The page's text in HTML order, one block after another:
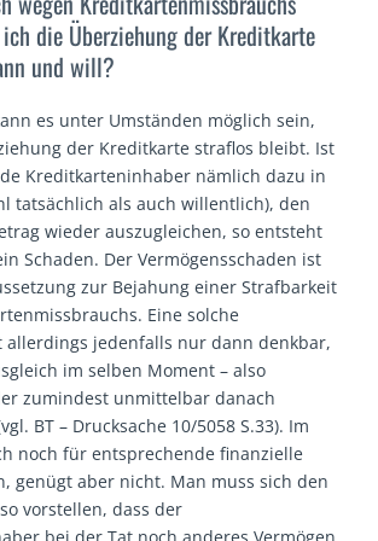
die Überziehung der Kreditkarte
und will?
es unter Umständen möglich sein,
der Kreditkarte straflos bleibt. Ist
Kreditkarteninhaber nämlich dazu in
tatsächlich als auch willentlich), den
wieder auszugleichen, so entsteht
Schaden. Der Vermögensschaden ist
zur Bejahung einer Strafbarkeit
Eine solche
allerdings jedenfalls nur dann denkbar,
im selben Moment – also
zumindest unmittelbar danach
BT – Drucksache 10/5058 S.33). Im
noch für entsprechende finanzielle
genügt aber nicht. Man muss sich den
vorstellen, dass der